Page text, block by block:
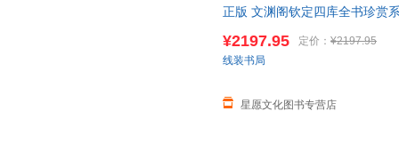
正版 文渊阁钦定四库全书珍赏
当当客服
¥2197.95 定价： ¥2197.95
星愿文化图书专营店
线装书局